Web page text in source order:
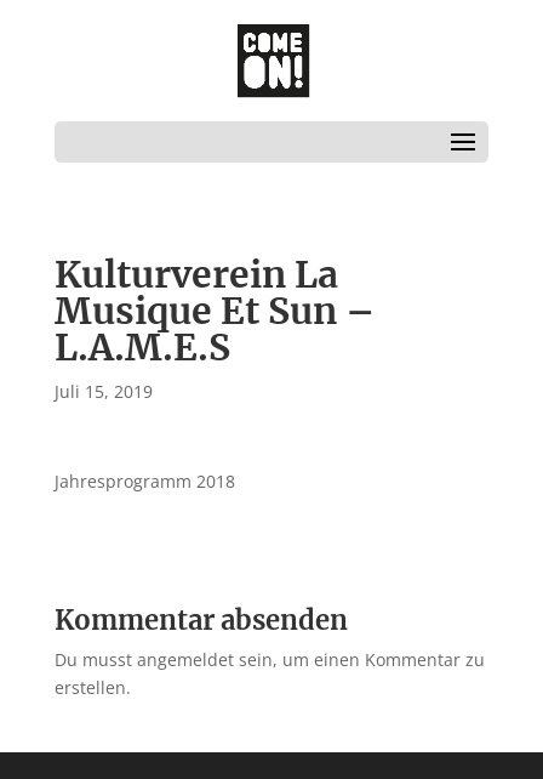
Kulturverein La
Musique Et Sun –
L.A.M.E.S
Juli 15, 2019
Jahresprogramm 2018
Kommentar absenden
Du musst angemeldet sein, um einen Kommentar zu
erstellen.